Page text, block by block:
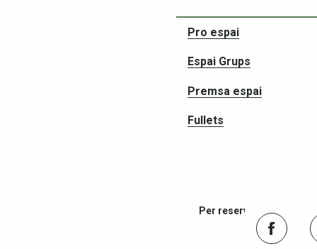
Socis en les vostres
Per reservar
Pro espai
Espai Grups
Premsa espai
Fullets